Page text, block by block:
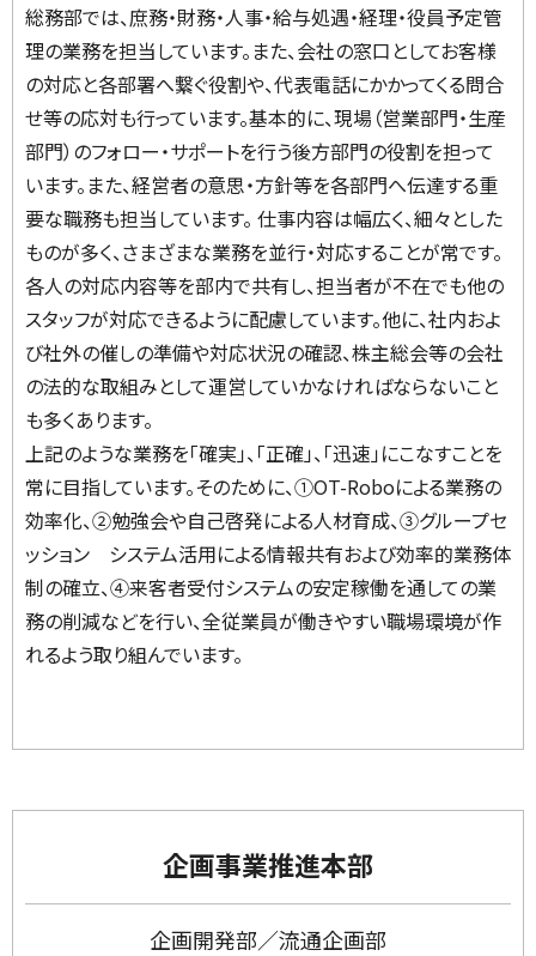
総務部では、庶務・財務・人事・給与処遇・経理・役員予定管
理の業務を担当しています。また、会社の窓口としてお客様
の対応と各部署へ繋ぐ役割や、代表電話にかかってくる問合
せ等の応対も行っています。基本的に、現場（営業部門・生産
部門）のフォロー・サポートを行う後方部門の役割を担って
います。また、経営者の意思・方針等を各部門へ伝達する重
要な職務も担当しています。 仕事内容は幅広く、細々とした
ものが多く、さまざまな業務を並行・対応することが常です。
各人の対応内容等を部内で共有し、担当者が不在でも他の
スタッフが対応できるように配慮しています。他に、社内およ
び社外の催しの準備や対応状況の確認、株主総会等の会社
の法的な取組みとして運営していかなければならないこと
も多くあります。
上記のような業務を「確実」、「正確」、「迅速」にこなすことを
常に目指しています。そのために、①OT-Roboによる業務の
効率化、②勉強会や自己啓発による人材育成、③グループセ
ッション システム活用による情報共有および効率的業務体
制の確立、④来客者受付システムの安定稼働を通しての業
務の削減などを行い、全従業員が働きやすい職場環境が作
れるよう取り組んでいます。
企画事業推進本部
企画開発部／流通企画部